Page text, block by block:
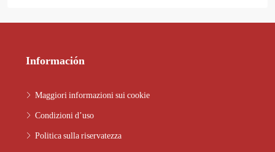
Información
Maggiori informazioni sui cookie
Condizioni d’uso
Politica sulla riservatezza